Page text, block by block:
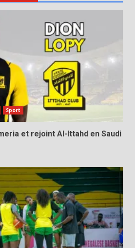
Sport
et rejoint Al-Ittahd en Saudi